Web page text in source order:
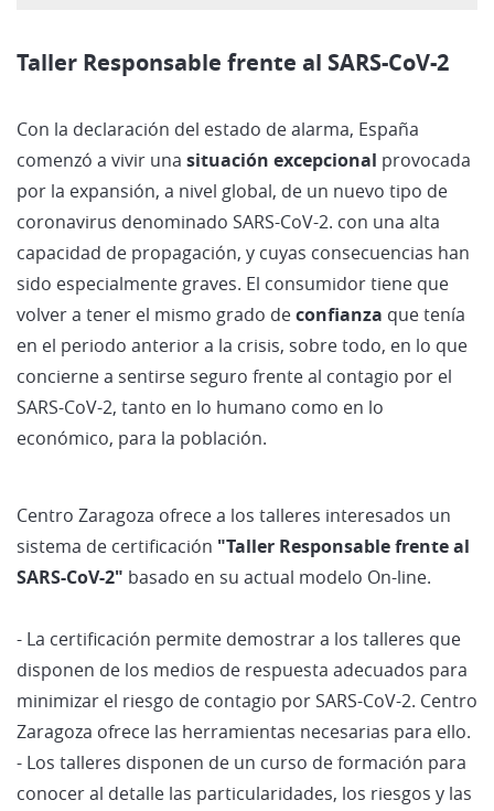
Taller Responsable frente al SARS-CoV-2
Con la declaración del estado de alarma, España
comenzó a vivir una situación excepcional provocada
por la expansión, a nivel global, de un nuevo tipo de
coronavirus denominado SARS-CoV-2. con una alta
capacidad de propagación, y cuyas consecuencias han
sido especialmente graves. El consumidor tiene que
volver a tener el mismo grado deconfianza que tenía
en el periodo anterior a la crisis, sobre todo, en lo que
concierne a sentirse seguro frente al contagio por el
SARS-CoV-2, tanto en lo humano como en lo
económico, para la población.
Centro Zaragoza ofrece a los talleres interesados un
sistema de certificación "Taller Responsable frente al
SARS-CoV-2" basado en su actual modelo On-line.
- La certificación permite demostrar a los talleres que
disponen de los medios de respuesta adecuados para
minimizar el riesgo de contagio por SARS-CoV-2. Centro
Zaragoza ofrece las herramientas necesarias para ello.
- Los talleres disponen de un curso de formación para
conocer al detalle las particularidades, los riesgos y las